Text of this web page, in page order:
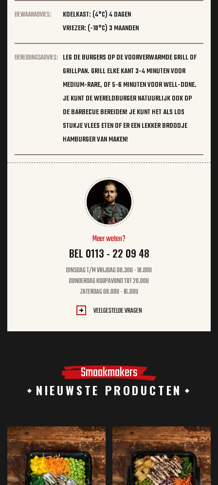
BEWAARADVIES:
KOELKAST: (4°C) 4 DAGEN
VRIEZER: (-18°C) 3 MAANDEN
BEREIDINGSADVIES: LEG DE BURGERS OP DE VOORVERWARMDE GRILL OF
GRILLPAN. GRILL ELKE KANT 3-4 MINUTEN VOOR
MEDIUM-RARE, OF 5-6 MINUTEN VOOR WELL-DONE.
JE KUNT DE WERELDBURGER NATUURLIJK OOK OP
DE BARBECUE BEREIDEN! JE KUNT HET ALS LOS
STUKJE VLEES ETEN OF ER EEN LEKKER BROODJE
HAMBURGER VAN MAKEN!
Meer weten?
BEL 0113 - 22 09 48
DINSDAG T/M VRIJDAG 08.30U - 18.00U
DONDERDAG KOOPAVOND TOT 20.00U
ZATERDAG 08.00U - 16.00U
VEELGESTELDE VRAGEN
Smaakmakers
NIEUWSTE PRODUCTEN